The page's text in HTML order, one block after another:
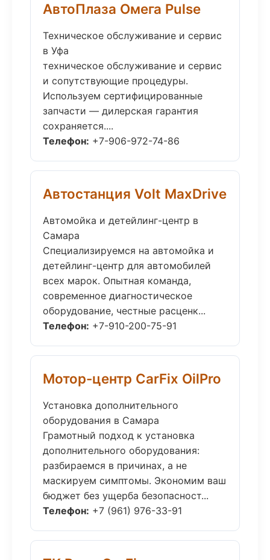
АвтоПлаза Омега Pulse
Техническое обслуживание и сервис
в Уфа
техническое обслуживание и сервис
и сопутствующие процедуры.
Используем сертифицированные
запчасти — дилерская гарантия
сохраняется....
Телефон: +7-906-972-74-86
Автостанция Volt MaxDrive
Автомойка и детейлинг-центр в
Самара
Специализируемся на автомойка и
детейлинг-центр для автомобилей
всех марок. Опытная команда,
современное диагностическое
оборудование, честные расценк...
Телефон: +7-910-200-75-91
Мотор-центр CarFix OilPro
Установка дополнительного
оборудования в Самара
Грамотный подход к установка
дополнительного оборудования:
разбираемся в причинах, а не
маскируем симптомы. Экономим ваш
бюджет без ущерба безопасност...
Телефон: +7 (961) 976-33-91